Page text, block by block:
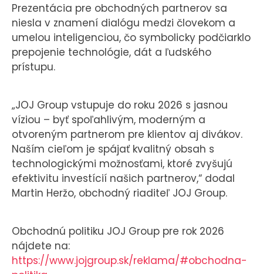
Prezentácia pre obchodných partnerov sa
niesla v znamení dialógu medzi človekom a
umelou inteligenciou, čo symbolicky podčiarklo
prepojenie technológie, dát a ľudského
prístupu.
„JOJ Group vstupuje do roku 2026 s jasnou
víziou – byť spoľahlivým, moderným a
otvoreným partnerom pre klientov aj divákov.
Naším cieľom je spájať kvalitný obsah s
technologickými možnosťami, ktoré zvyšujú
efektivitu investícií našich partnerov,“ dodal
Martin Heržo, obchodný riaditeľ JOJ Group.
Obchodnú politiku JOJ Group pre rok 2026
nájdete na:
https://www.jojgroup.sk/reklama/#obchodna-